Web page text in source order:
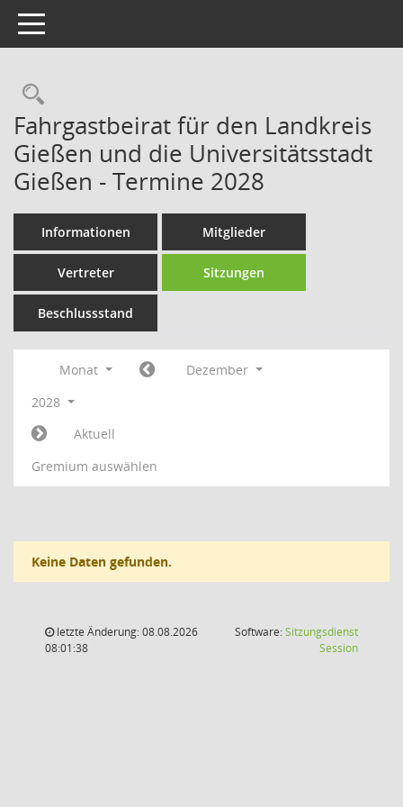
Toggle navigation
Rechercheauswahl
Fahrgastbeirat für den Landkreis
Gießen und die Universitätsstadt
Gießen - Termine 2028
Informationen Mitglieder
Vertreter Sitzungen
Beschlussstand
Monat
Dezember
2028
Aktuell
Gremium auswählen
Keine Daten gefunden.
letzte Änderung: 08.08.2026
08:01:38
Software:Sitzungsdienst
Session(Wird in